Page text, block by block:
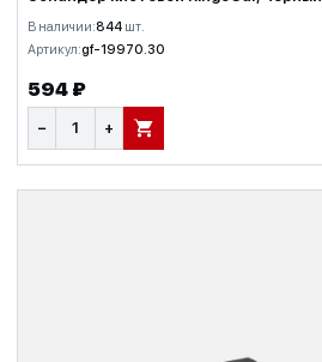
В наличии:844 шт.
Артикул:gf-19970.30
594 ₽
− + В КОРЗИНУ